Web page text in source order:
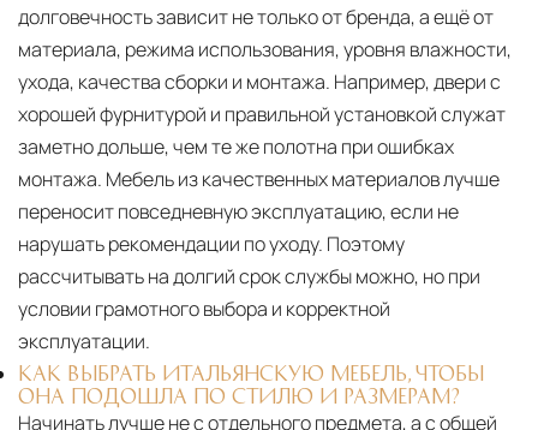
долговечность зависит не только от бренда, а ещё от
материала, режима использования, уровня влажности,
ухода, качества сборки и монтажа. Например, двери с
хорошей фурнитурой и правильной установкой служат
заметно дольше, чем те же полотна при ошибках
монтажа. Мебель из качественных материалов лучше
переносит повседневную эксплуатацию, если не
нарушать рекомендации по уходу. Поэтому
рассчитывать на долгий срок службы можно, но при
условии грамотного выбора и корректной
эксплуатации.
КАК ВЫБРАТЬ ИТАЛЬЯНСКУЮ МЕБЕЛЬ, ЧТОБЫ
ОНА ПОДОШЛА ПО СТИЛЮ И РАЗМЕРАМ?
Начинать лучше не с отдельного предмета, а с общей